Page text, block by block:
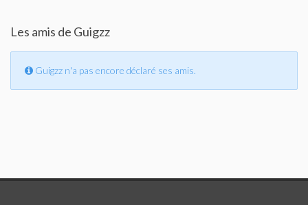
Les amis de Guigzz
Guigzz n'a pas encore déclaré ses amis.